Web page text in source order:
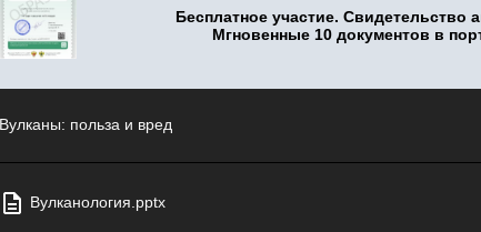
Бесплатное участие. Свидетельство
Мгновенные 10 документов в
Вулканы: польза и вред
Вулканология.pptx